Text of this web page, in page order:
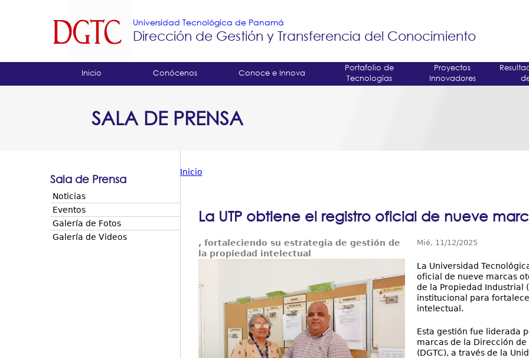
Universidad Tecnológica de Panamá
Dirección de Gestión y Transferencia del Conocimiento
Tropical
Principal
Inicio Conócenos Conoce e Innova
Portafolio de
Tecnologías
Proyectos
Innovadores
SALA DE PRENSA
está
aquí
Inicio
La UTP obtiene el registro oficial de nueve
, fortaleciendo su estrategia de gestión de
la propiedad intelectual
Mié, 11/12/2025
La Universidad
oficial de nueve marcas
de la Propiedad Industrial
institucional para
intelectual.
Esta gestión fue liderada
marcas de la Dirección
(DGTC), a través de la
Sala de Prensa
Noticias
Eventos
Galería de Fotos
Galería de Videos